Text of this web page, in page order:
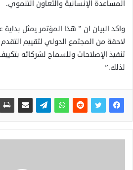
المساعدة الإنسانية والتعاون التنموي.
واكد البيان ان ” هذا المؤتمر يمثل
لاحقة من المجتمع الدولي لتقييم
تنفيذ الإصلاحات وللسماح لشركائه
لذلك.”